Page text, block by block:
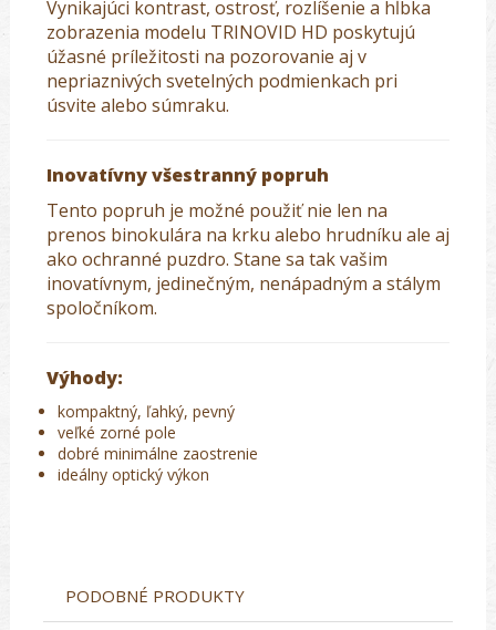
Vynikajúci kontrast, ostrosť, rozlíšenie a hĺbka
zobrazenia modelu TRINOVID HD poskytujú
úžasné príležitosti na pozorovanie aj v
nepriaznivých svetelných podmienkach pri
úsvite alebo súmraku.
Inovatívny všestranný popruh
Tento popruh je možné použiť nie len na
prenos binokulára na krku alebo hrudníku ale aj
ako ochranné puzdro. Stane sa tak vašim
inovatívnym, jedinečným, nenápadným a stálym
spoločníkom.
Výhody:
kompaktný, ľahký, pevný
veľké zorné pole
dobré minimálne zaostrenie
ideálny optický výkon
PODOBNÉ PRODUKTY